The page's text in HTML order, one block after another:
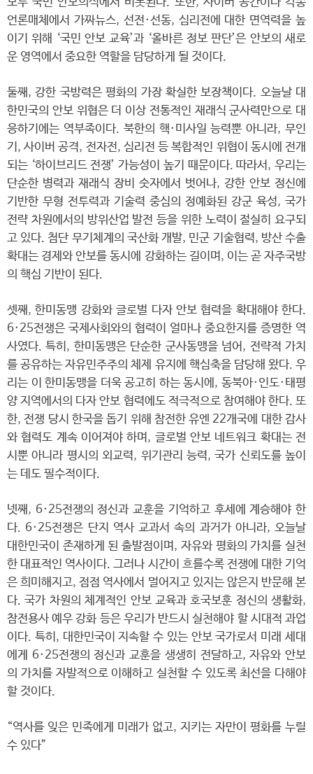
언론매체에서 가짜뉴스, 선전·선동, 심리전에 대한 면역력을 높
이기 위해 ‘국민 안보 교육’과 ‘올바른 정보 판단’은 안보의 새로
운 영역에서 중요한 역할을 담당하게 될 것이다.
둘째, 강한 국방력은 평화의 가장 확실한 보장책이다. 오늘날 대
한민국의 안보 위협은 더 이상 전통적인 재래식 군사력만으로 대
응하기에는 역부족이다. 북한의 핵·미사일 능력뿐 아니라, 무인
기, 사이버 공격, 전자전, 심리전 등 복합적인 위협이 동시에 전개
되는 ‘하이브리드 전쟁’ 가능성이 높기 때문이다. 따라서, 우리는
단순한 병력과 재래식 장비 숫자에서 벗어나, 강한 안보 정신에
기반한 무형 전투력과 기술력 중심의 정예화된 강군 육성, 국가
전략 차원에서의 방위산업 발전 등을 위한 노력이 절실히 요구되
고 있다. 첨단 무기체계의 국산화 개발, 민군 기술협력, 방산 수출
확대는 경제와 안보를 동시에 강화하는 길이며, 이는 곧 자주국방
의 핵심 기반이 된다.
셋째, 한미동맹 강화와 글로벌 다자 안보 협력을 확대해야 한다.
6·25전쟁은 국제사회와의 협력이 얼마나 중요한지를 증명한 역
사였다. 특히, 한미동맹은 단순한 군사동맹을 넘어, 전략적 가치
를 공유하는 자유민주주의 체제 유지에 핵심축을 담당해 왔다. 우
리는 이 한미동맹을 더욱 공고히 하는 동시에, 동북아·인도·태평
양 지역에서의 다자 안보 협력에도 적극적으로 참여해야 한다. 또
한, 전쟁 당시 한국을 돕기 위해 참전한 유엔 22개국에 대한 감사
와 협력도 계속 이어져야 하며, 글로벌 안보 네트워크 확대는 전
시뿐 아니라 평시의 외교력, 위기관리 능력, 국가 신뢰도를 높이
는 데도 필수적이다.
넷째, 6·25전쟁의 정신과 교훈을 기억하고 후세에 계승해야 한
다. 6·25전쟁은 단지 역사 교과서 속의 과거가 아니라, 오늘날
대한민국이 존재하게 된 출발점이며, 자유와 평화의 가치를 실천
한 대표적인 역사이다. 그러나 시간이 흐를수록 전쟁에 대한 기억
은 희미해지고, 점점 역사에서 멀어지고 있지는 않은지 반문해 본
다. 국가 차원의 체계적인 안보 교육과 호국보훈 정신의 생활화,
참전용사 예우 강화 등은 우리가 반드시 실천해야 할 시대적 과업
이다. 특히, 대한민국이 지속할 수 있는 안보 국가로서 미래 세대
에게 6·25전쟁의 정신과 교훈을 생생히 전달하고, 자유와 안보
의 가치를 자발적으로 이해하고 실천할 수 있도록 최선을 다해야
할 것이다.
“역사를 잊은 민족에게 미래가 없고, 지키는 자만이 평화를 누릴
수 있다”